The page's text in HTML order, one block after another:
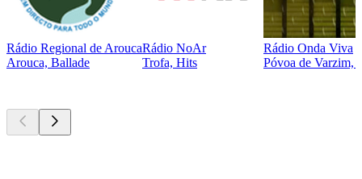
Rádio Regional de Arouca
Arouca, Ballade
Rádio NoAr
Trofa, Hits
Rádio Onda Viva
Póvoa de Varzim,